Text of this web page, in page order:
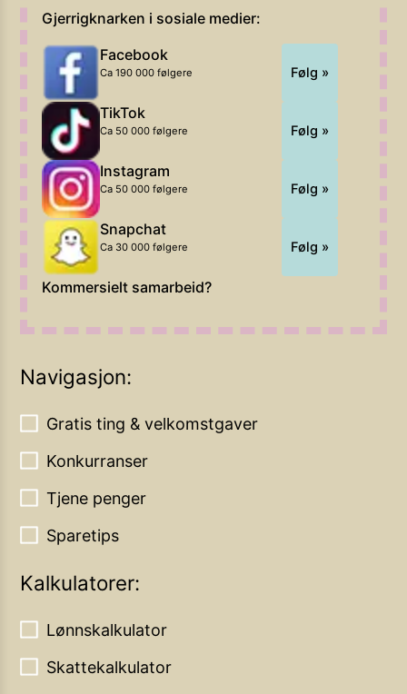
Gjerrigknarken i sosiale medier:
Facebook
Ca 190 000 følgere Følg »
TikTok
Ca 50 000 følgere Følg »
Instagram
Ca 50 000 følgere Følg »
Snapchat
Ca 30 000 følgere Følg »
Kommersielt samarbeid?
Navigasjon:
Gratis ting & velkomstgaver
Konkurranser
Tjene penger
Sparetips
Kalkulatorer:
Lønnskalkulator
Skattekalkulator